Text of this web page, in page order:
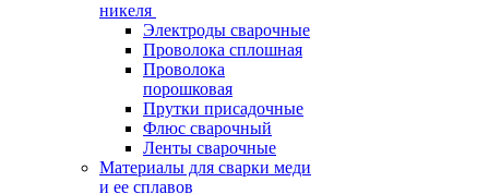
никеля
Электроды сварочные
Проволока сплошная
Проволока
порошковая
Прутки присадочные
Флюс сварочный
Ленты сварочные
Материалы для сварки меди
и ее сплавов